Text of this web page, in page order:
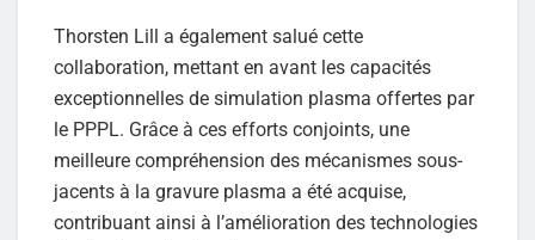
Thorsten Lill a également salué cette
collaboration, mettant en avant les capacités
exceptionnelles de simulation plasma offertes par
le PPPL. Grâce à ces efforts conjoints, une
meilleure compréhension des mécanismes sous-
jacents à la gravure plasma a été acquise,
contribuant ainsi à l’amélioration des technologies